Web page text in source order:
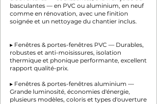
basculantes — en PVC ou aluminium, en neuf
comme en rénovation, avec une finition
soignée et un nettoyage du chantier inclus.
▸ Fenêtres & portes-fenêtres PVC — Durables,
robustes et anti-moisissures, isolation
thermique et phonique performante, excellent
rapport qualité-prix.
▸ Fenêtres & portes-fenêtres aluminium —
Grande luminosité, économies d'énergie,
plusieurs modèles, coloris et types d'ouverture